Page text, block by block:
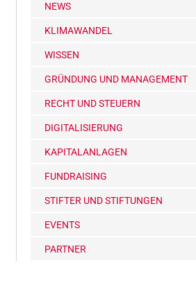
NEWS
KLIMAWANDEL
WISSEN
GRÜNDUNG UND MANAGEMENT
RECHT UND STEUERN
DIGITALISIERUNG
KAPITALANLAGEN
FUNDRAISING
STIFTER UND STIFTUNGEN
EVENTS
PARTNER